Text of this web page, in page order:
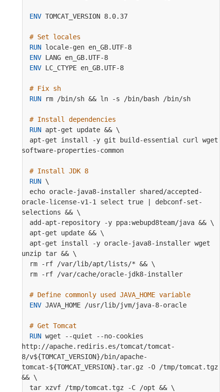
ENV TOMCAT_VERSION 8.0.37
# Set locales
RUN locale-gen en_GB.UTF-8
ENV LANG en_GB.UTF-8
ENV LC_CTYPE en_GB.UTF-8
# Fix sh
RUN rm /bin/sh && ln -s /bin/bash /bin/sh
# Install dependencies
RUN apt-get update && \
software-properties-common
# Install JDK 8
RUN \
oracle-license-v1-1 select true | debconf-set-
selections && \
  add-apt-repository -y ppa:webupd8team/java && \
  apt-get update && \
unzip tar && \
  rm -rf /var/lib/apt/lists/* && \
  rm -rf /var/cache/oracle-jdk8-installer
# Define commonly used JAVA_HOME variable
ENV JAVA_HOME /usr/lib/jvm/java-8-oracle
# Get Tomcat
RUN wget --quiet --no-cookies
http://apache.rediris.es/tomcat/tomcat-
8/v${TOMCAT_VERSION}/bin/apache-
tomcat-${TOMCAT_VERSION}.tar.gz -O /tmp/tomcat.tgz
&& \
  tar xzvf /tmp/tomcat.tgz -C /opt && \